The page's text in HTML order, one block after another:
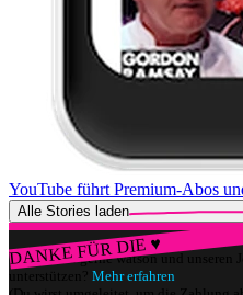
YouTube führt Premium-Abos
Alle Stories laden
DANKE FÜR DIE ♥
Würdest du gerne watson und unseren
unterstützen? Mehr erfahren